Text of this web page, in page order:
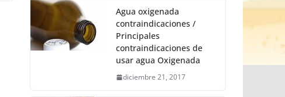
Agua oxigenada
contraindicaciones /
Principales
contraindicaciones de
usar agua Oxigenada
diciembre 21, 2017